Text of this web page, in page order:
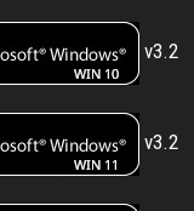
v3.2
v3.2